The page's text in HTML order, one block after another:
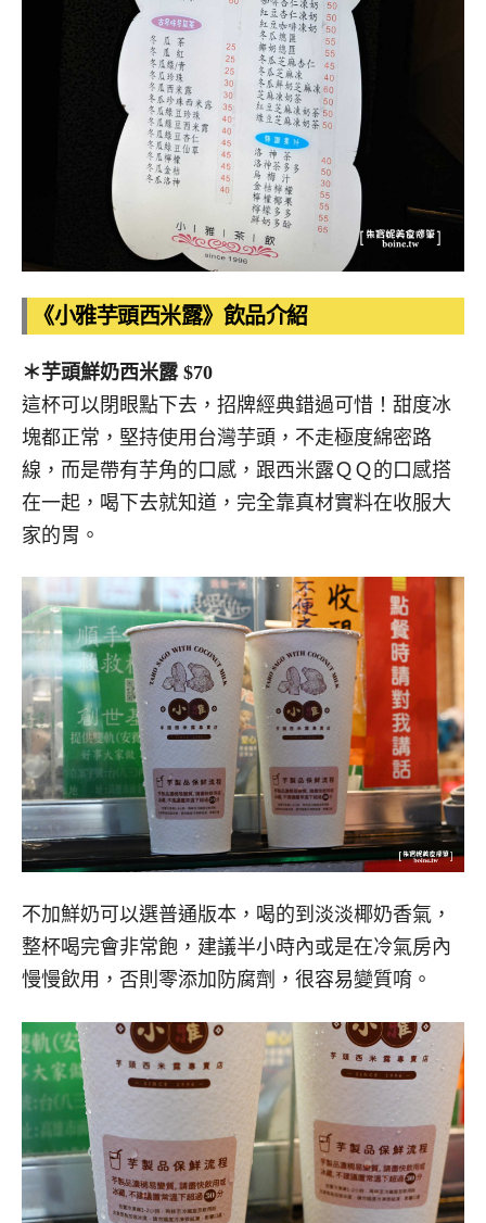
《小雅芋頭西米露》飲品介紹
＊芋頭鮮奶西米露 $70
這杯可以閉眼點下去，招牌經典錯過可惜！甜度冰
塊都正常，堅持使用台灣芋頭，不走極度綿密路
線，而是帶有芋角的口感，跟西米露ＱＱ的口感搭
在一起，喝下去就知道，完全靠真材實料在收服大
家的胃。
不加鮮奶可以選普通版本，喝的到淡淡椰奶香氣，
整杯喝完會非常飽，建議半小時內或是在冷氣房內
慢慢飲用，否則零添加防腐劑，很容易變質唷。